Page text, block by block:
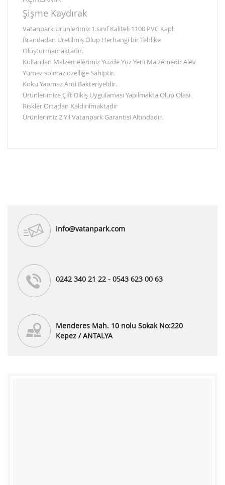
Şişme Kaydırak
Vatanpark Ürünlerimiz 1.sınıf Kaliteli 1100 PVC Kaplı
Brandadan Üretilmiş Olup Herhangi bir Tehlike
Oluşturmamaktadır.
Kullanılan Malzemelerimiz Yüzde Yüz Yerli Malzemedir Alev
Yümez solmaz özelliğe Sahiptir.
Koku Yapmaz Anti Bakteriyeldir.
Ürünlerimize Çift Dikiş Uygulaması Yapılmakta Olup Olası
Riskler Ortadan Kaldırılmaktadır
Ürünlerimiz 2 Yıl Vatanpark Garantisi Altındadır.
info@vatanpark.com
0242 340 21 22 - 0543 623 00 63
Menderes Mah. 10 nolu Sokak No:220
Kepez / ANTALYA